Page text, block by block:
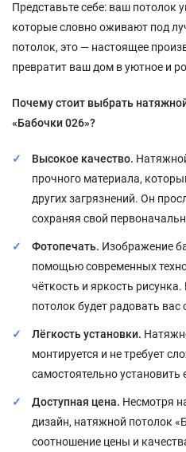
Представьте себе: ваш потолок
которые словно оживают под
потолок, это — настоящее
превратит ваш дом в уютное и
Почему стоит выбрать
«Бабочки 026»?
Высокое качество.
прочного материала,
других загрязнений. Он
сохраняя свой
Фотопечать. Изображение
помощью современных
чёткость и яркость
потолок будет радовать
Лёгкость установки.
монтируется и не требует
самостоятельно
Доступная цена. Несмотря
дизайн, натяжной потолок
соотношение цены и